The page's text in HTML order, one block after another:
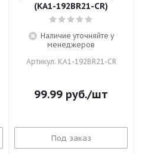
(KA1-192BR21-CR)
Наличие уточняйте у
менеджеров
Артикул: KA1-192BR21-CR
99.99 руб./шт
Под заказ